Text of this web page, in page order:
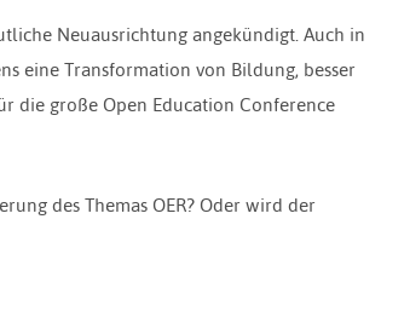
Neuausrichtung angekündigt. Auch in
eine Transformation von Bildung, besser
die große Open Education Conference
des Themas OER? Oder wird der